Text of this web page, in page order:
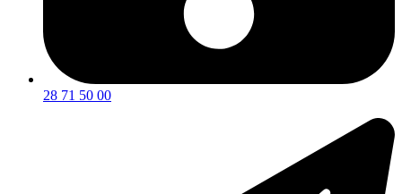
28 71 50 00